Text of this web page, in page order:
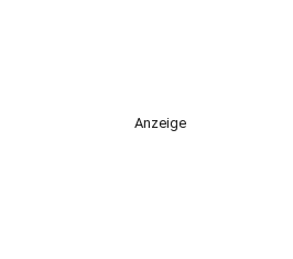
Anzeige